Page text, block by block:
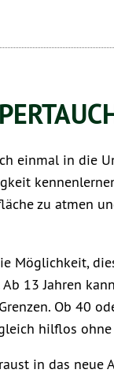
einmal in die
zu atmen
Möglichkeit,
13 Jahren
Ob 40
hilflos ohne
in das neue